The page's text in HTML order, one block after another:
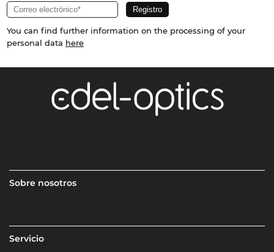
You can find further information on the processing of your
personal data here
Sobre nosotros
Servicio